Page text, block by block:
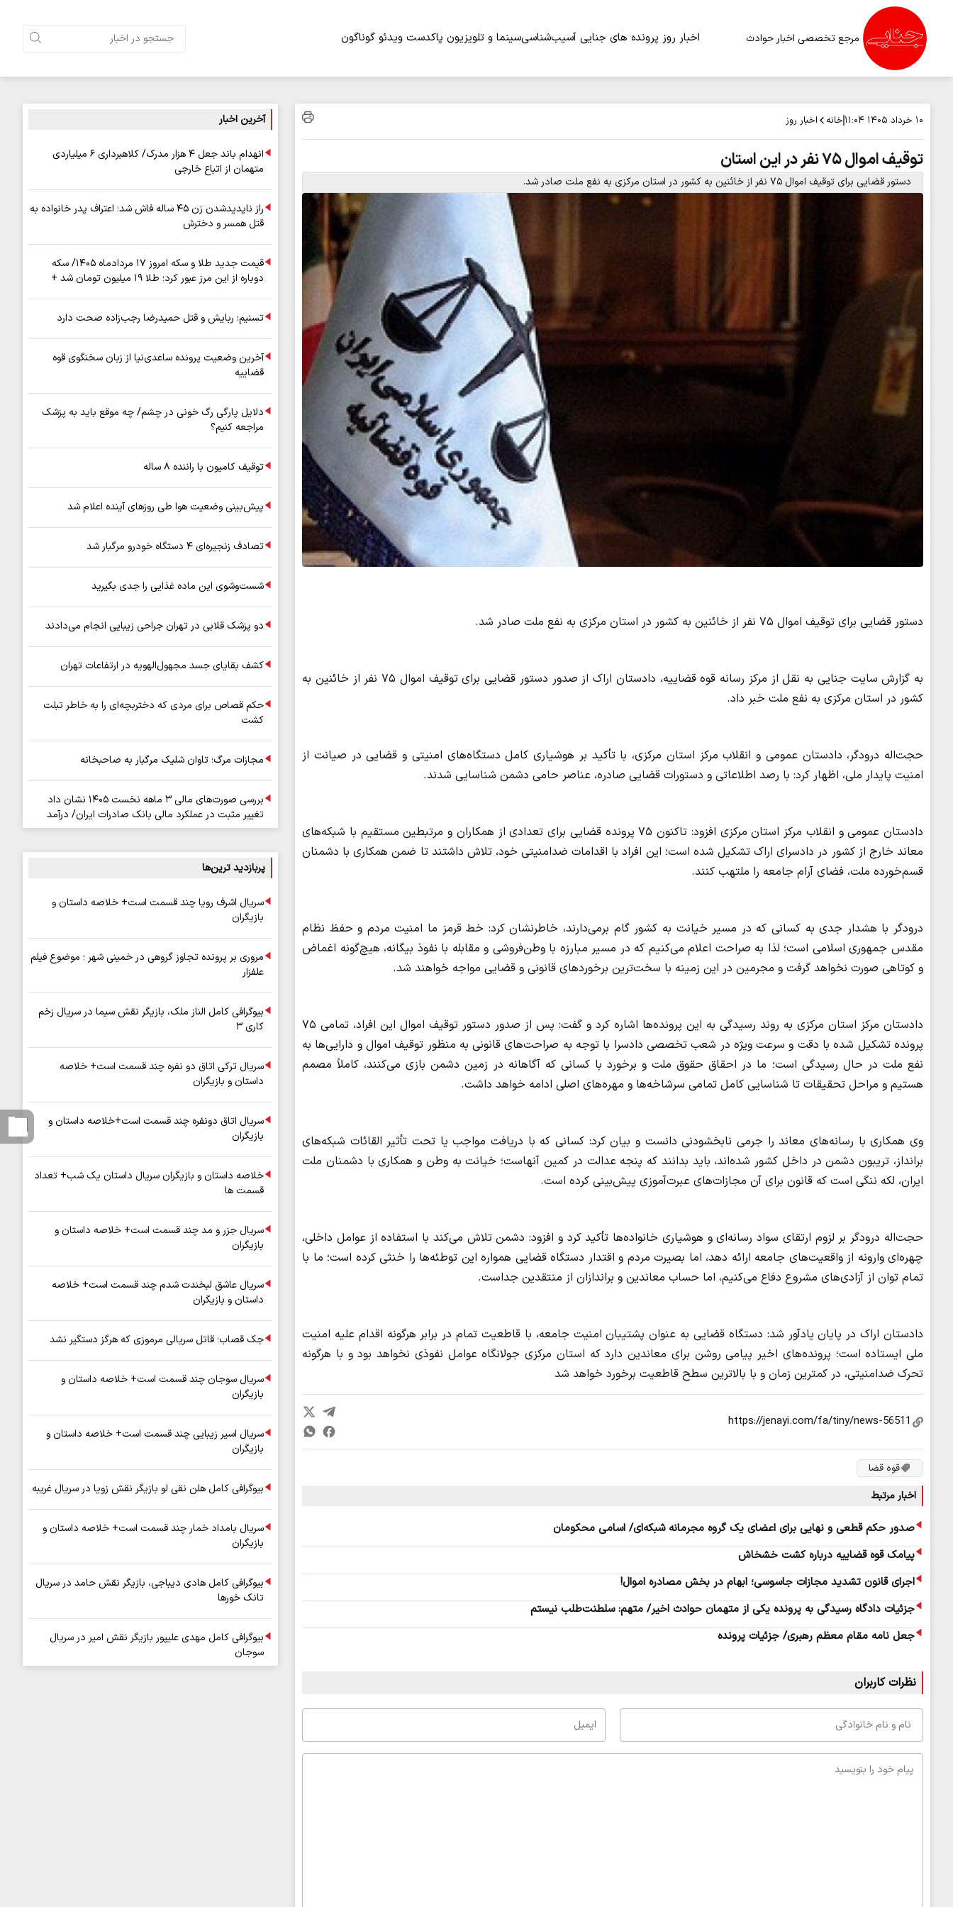
مرجع تخصصی اخبار حوادث اخبار روز پرونده های جنایی آسیب‌شناسیسینما و تلویزیون پاکدست ویدئو گوناگون
۱۰ خرداد ۱۴۰۵ ۱۱:۰۴ خانه اخبار روز
توقیف اموال ۷۵ نفر در این استان
دستور قضایی برای توقیف اموال ۷۵ نفر از خائنین به کشور در استان مرکزی به نفع ملت صادر شد.
دستور قضایی برای توقیف اموال ۷۵ نفر از خائنین به کشور در استان مرکزی به نفع ملت صادر شد.
به گزارش سایت جنایی به نقل از مرکز رسانه قوه قضاییه، دادستان اراک از صدور دستور قضایی برای توقیف اموال ۷۵ نفر از خائنین به
کشور در استان مرکزی به نفع ملت خبر داد.
حجت‌اله درودگر، دادستان عمومی و انقلاب مرکز استان مرکزی، با تأکید بر هوشیاری کامل دستگاه‌های امنیتی و قضایی در صیانت از
امنیت پایدار ملی، اظهار کرد: با رصد اطلاعاتی و دستورات قضایی صادره، عناصر حامی دشمن شناسایی شدند.
دادستان عمومی و انقلاب مرکز استان مرکزی افزود: تاکنون ۷۵ پرونده قضایی برای تعدادی از همکاران و مرتبطین مستقیم با شبکه‌های
معاند خارج از کشور در دادسرای اراک تشکیل شده است؛ این افراد با اقدامات ضدامنیتی خود، تلاش داشتند تا ضمن همکاری با دشمنان
قسم‌خورده ملت، فضای آرام جامعه را ملتهب کنند.
درودگر با هشدار جدی به کسانی که در مسیر خیانت به کشور گام برمی‌دارند، خاطرنشان کرد: خط قرمز ما امنیت مردم و حفظ نظام
مقدس جمهوری اسلامی است؛ لذا به صراحت اعلام می‌کنیم که در مسیر مبارزه با وطن‌فروشی و مقابله با نفوذ بیگانه، هیچ‌گونه اغماض
و کوتاهی صورت نخواهد گرفت و مجرمین در این زمینه با سخت‌ترین برخوردهای قانونی و قضایی مواجه خواهند شد.
دادستان مرکز استان مرکزی به روند رسیدگی به این پرونده‌ها اشاره کرد و گفت: پس از صدور دستور توقیف اموال این افراد، تمامی ۷۵
پرونده تشکیل شده با دقت و سرعت ویژه در شعب تخصصی دادسرا با توجه به صراحت‌های قانونی به منظور توقیف اموال و دارایی‌ها به
نفع ملت در حال رسیدگی است؛ ما در احقاق حقوق ملت و برخورد با کسانی که آگاهانه در زمین دشمن بازی می‌کنند، کاملاً مصمم
هستیم و مراحل تحقیقات تا شناسایی کامل تمامی سرشاخه‌ها و مهره‌های اصلی ادامه خواهد داشت.
وی همکاری با رسانه‌های معاند را جرمی نابخشودنی دانست و بیان کرد: کسانی که با دریافت مواجب یا تحت تأثیر القائات شبکه‌های
برانداز، تریبون دشمن در داخل کشور شده‌اند، باید بدانند که پنجه عدالت در کمین آنهاست؛ خیانت به وطن و همکاری با دشمنان ملت
ایران، لکه ننگی است که قانون برای آن مجازات‌های عبرت‌آموزی پیش‌بینی کرده است.
حجت‌اله درودگر بر لزوم ارتقای سواد رسانه‌ای و هوشیاری خانواده‌ها تأکید کرد و افزود: دشمن تلاش می‌کند با استفاده از عوامل داخلی،
چهره‌ای وارونه از واقعیت‌های جامعه ارائه دهد، اما بصیرت مردم و اقتدار دستگاه قضایی همواره این توطئه‌ها را خنثی کرده است؛ ما با
تمام توان از آزادی‌های مشروع دفاع می‌کنیم، اما حساب معاندین و براندازان از منتقدین جداست.
دادستان اراک در پایان یادآور شد: دستگاه قضایی به عنوان پشتیبان امنیت جامعه، با قاطعیت تمام در برابر هرگونه اقدام علیه امنیت
ملی ایستاده است؛ پرونده‌های اخیر پیامی روشن برای معاندین دارد که استان مرکزی جولانگاه عوامل نفوذی نخواهد بود و با هرگونه
تحرک ضدامنیتی، در کمترین زمان و با بالاترین سطح قاطعیت برخورد خواهد شد
قوه قضا
اخبار مرتبط
صدور حکم قطعی و نهایی برای اعضای یک گروه مجرمانه شبکه‌ای/ اسامی محکومان
پیامک قوه قضاییه درباره کشت خشخاش
اجرای قانون تشدید مجازات جاسوسی؛ ابهام در بخش مصادره اموال!
جزئیات دادگاه رسیدگی به پرونده یکی از متهمان حوادث اخیر/ متهم: سلطنت‌طلب نیستم
جعل نامه مقام معظم رهبری/ جزئیات پرونده
نظرات کاربران
آخرین اخبار
انهدام باند جعل ۴ هزار مدرک/ کلاهبرداری ۶ میلیاردی
متهمان از اتباع خارجی
راز ناپدیدشدن زن ۴۵ ساله فاش شد؛ اعتراف پدر خانواده به
قتل همسر و دخترش
قیمت جدید طلا و سکه امروز ۱۷ مردادماه ۱۴۰۵/ سکه
دوباره از این مرز عبور کرد؛ طلا ۱۹ میلیون تومان شد +
تسنیم: ربایش و قتل حمیدرضا رجب‌زاده صحت دارد
آخرین وضعیت پرونده ساعدی‌نیا از زبان سخنگوی قوه
قضاییه
دلایل پارگی رگ خونی در چشم/ چه موقع باید به پزشک
مراجعه کنیم؟
توقیف کامیون با راننده ۸ ساله
پیش‌بینی وضعیت هوا طی روزهای آینده اعلام شد
تصادف زنجیره‌ای ۴ دستگاه خودرو مرگبار شد
شست‌وشوی این ماده غذایی را جدی بگیرید
دو پزشک قلابی در تهران جراحی زیبایی انجام می‌دادند
کشف بقایای جسد مجهول‌الهویه در ارتفاعات تهران
حکم قصاص برای مردی که دختربچه‌ای را به خاطر تبلت
کشت
مجازات مرگ؛ تاوان شلیک مرگبار به صاحبخانه
بررسی صورت‌های مالی ۳ ماهه نخست ۱۴۰۵ نشان داد
تغییر مثبت در عملکرد مالی بانک صادرات ایران/ درآمد
عملیاتی ۸۰ درصد رشد کرد
پربازدید ترین‌ها
سریال اشرف رویا چند قسمت است+ خلاصه داستان و
بازیگران
مروری بر پرونده تجاوز گروهی در خمینی شهر ؛ موضوع فیلم
علفزار
بیوگرافی کامل الناز ملک، بازیگر نقش سیما در سریال زخم
کاری ۳
سریال ترکی اتاق دو نفره چند قسمت است+ خلاصه
داستان و بازیگران
سریال اتاق دونفره چند قسمت است+خلاصه داستان و
بازیگران
خلاصه داستان و بازیگران سریال داستان یک شب+ تعداد
قسمت ها
سریال جزر و مد چند قسمت است+ خلاصه داستان و
بازیگران
سریال عاشق لبخندت شدم چند قسمت است+ خلاصه
داستان و بازیگران
جک قصاب؛ قاتل سریالی مرموزی که هرگز دستگیر نشد
سریال سوجان چند قسمت است+ خلاصه داستان و
بازیگران
سریال اسیر زیبایی چند قسمت است+ خلاصه داستان و
بازیگران
بیوگرافی کامل هلن نقی لو بازیگر نقش زویا در سریال غریبه
سریال بامداد خمار چند قسمت است+ خلاصه داستان و
بازیگران
بیوگرافی کامل هادی دیباجی، بازیگر نقش حامد در سریال
تانک خورها
بیوگرافی کامل مهدی علیپور بازیگر نقش امیر در سریال
سوجان